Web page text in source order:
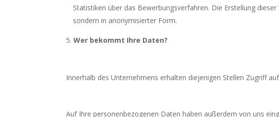
Statistiken über das Bewerbungsverfahren. Die Erstellung
sondern in anonymisierter Form.
Wer bekommt Ihre Daten?
Innerhalb des Unternehmens erhalten diejenigen Stellen Zugriff
Auf Ihre personenbezogenen Daten haben außerdem von uns